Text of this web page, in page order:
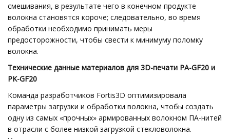
смешивания, в результате чего в конечном продукте
волокна становятся короче; следовательно, во время
обработки необходимо принимать меры
предосторожности, чтобы свести к минимуму поломку
волокна.
Технические данные материалов для 3D-печати PA-GF20 и
PK-GF20
Команда разработчиков Fortis3D оптимизировала
параметры загрузки и обработки волокна, чтобы создать
одну из самых «прочных» армированных волокном ПА-нитей
в отрасли с более низкой загрузкой стекловолокна.